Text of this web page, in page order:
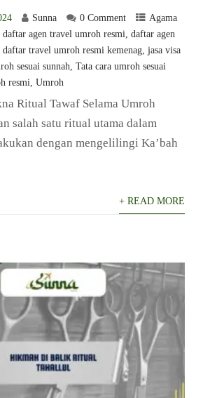
Sunna 0 Comment
Agama
⁠daftar agen travel umroh resmi daftar agen
daftar travel umroh resmi kemenag, jasa visa
sesuai sunnah
Tata cara umroh sesuai
resmi Umroh
Ritual Tawaf Selama Umroh
salah satu ritual utama dalam
dengan mengelilingi Ka’bah
+ READ MORE